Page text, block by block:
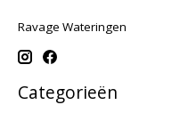
Ravage Wateringen
Categorieën